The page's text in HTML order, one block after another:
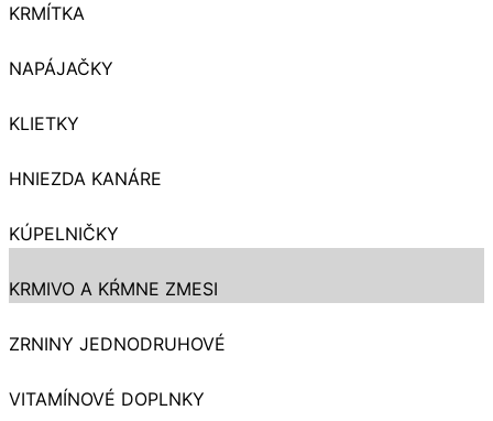
KRMÍTKA
NAPÁJAČKY
KLIETKY
HNIEZDA KANÁRE
KÚPELNIČKY
KRMIVO A KŔMNE ZMESI
ZRNINY JEDNODRUHOVÉ
VITAMÍNOVÉ DOPLNKY